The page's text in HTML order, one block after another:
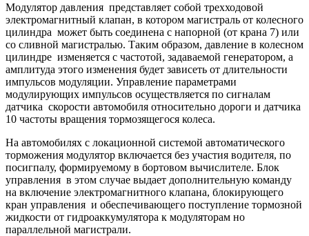
Модулятор давления представляет собой трехходовой
электромагнитный клапан, в котором магистраль от колесного
цилиндра может быть соединена с напорной (от крана 7) или
со сливной магистралью. Таким образом, давление в колесном
цилиндре изменяется с частотой, задаваемой генератором, а
амплитуда этого изменения будет зависеть от длительности
импульсов модуляции. Управление параметрами
модулирующих импульсов осуществляется по сигналам
датчика скорости автомобиля относительно дороги и датчика
10 частоты вращения тормозящегося колеса.
На автомобилях с локационной системой автоматического
торможения модулятор включается без участия водителя, по
посигпалу, формируемому в бортовом вычислителе. Блок
управления в этом случае выдает дополнительную команду
на включение электромагнитного клапана, блокирующего
кран управления и обеспечивающего поступление тормозной
жидкости от гидроаккумулятора к модуляторам но
параллельной магистрали.